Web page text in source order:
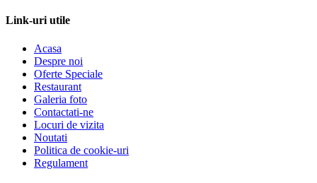
Link-uri utile
Acasa
Despre noi
Oferte Speciale
Restaurant
Galeria foto
Contactati-ne
Locuri de vizita
Noutati
Politica de cookie-uri
Regulament